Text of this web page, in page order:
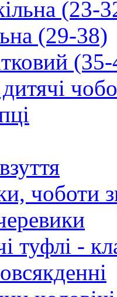
(23-
(29-38)
чоботи
туфлі -